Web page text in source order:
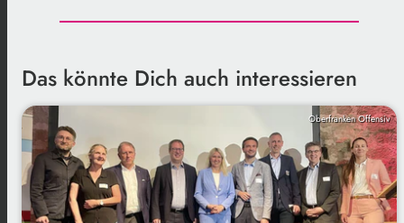
Das könnte Dich auch interessieren
Oberfranken Offensiv